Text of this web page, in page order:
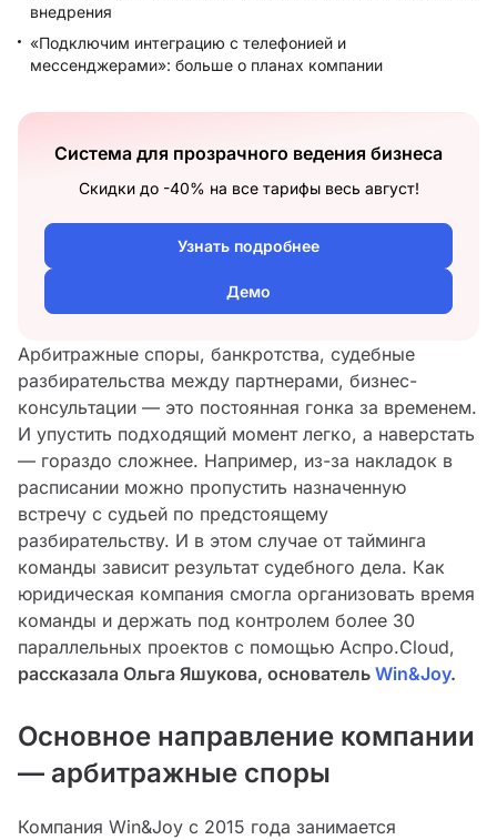
Арбитражные споры, банкротства, судебные
разбирательства между партнерами, бизнес-
консультации — это постоянная гонка за временем.
И упустить подходящий момент легко, а наверстать
— гораздо сложнее. Например, из-за накладок в
расписании можно пропустить назначенную
встречу с судьей по предстоящему
разбирательству. И в этом случае от тайминга
команды зависит результат судебного дела. Как
юридическая компания смогла организовать время
команды и держать под контролем более 30
параллельных проектов с помощью Аспро.Cloud,
рассказала Ольга Яшукова, основатель Win&Joy.
Основное направление компании
— арбитражные споры
Компания Win&Joy с 2015 года занимается
внедрения
«Подключим интеграцию с телефонией и
мессенджерами»: больше о планах компании
Система для прозрачного ведения бизнеса
Скидки до -40% на все тарифы весь август!
Узнать подробнее
Демо